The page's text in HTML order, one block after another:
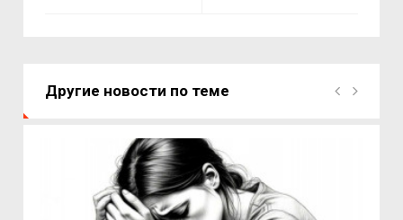
Другие новости по теме